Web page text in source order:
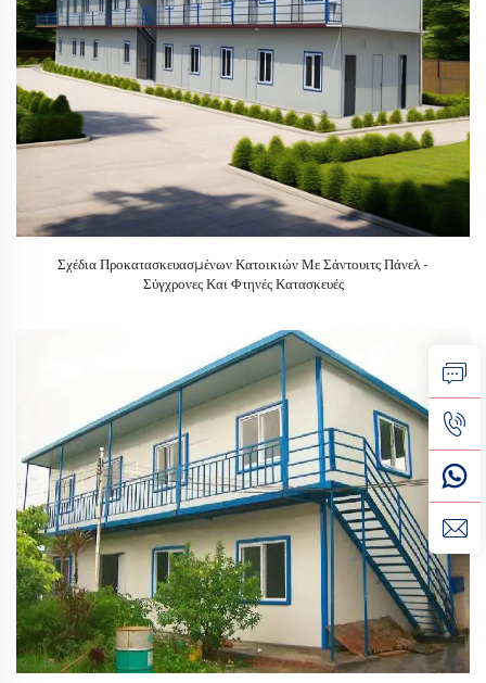
Σχέδια Προκατασκευασμένων Κατοικιών Με Σάντουιτς Πάνελ -
Σύγχρονες Και Φτηνές Κατασκευές